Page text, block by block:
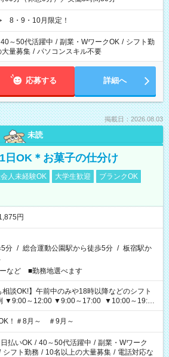
・9・10月限定！
40～50代活躍中 / 副業・WワークOK / シフト勤
大量募集 / パソコンスキル不要
応募する 詳細へ
掲載日：2026.08.03
未読
日OK＊お菓子の仕分け
人未経験OK 大学生歓迎
ブランクOK
円
5分 / 総合運動公園駅から徒歩5分 / 板宿駅か
など ■勤務地選べます
相談OK!】午前中のみや18時以降などのシフト
▼9:00～12:00 ▼9:00～17:00 ▼10:00～19:00
！＃8月～ ＃9月～
日払いOK / 40～50代活躍中 / 副業・Wワーク
シフト勤務 / 10名以上の大量募集 / 電話対応な